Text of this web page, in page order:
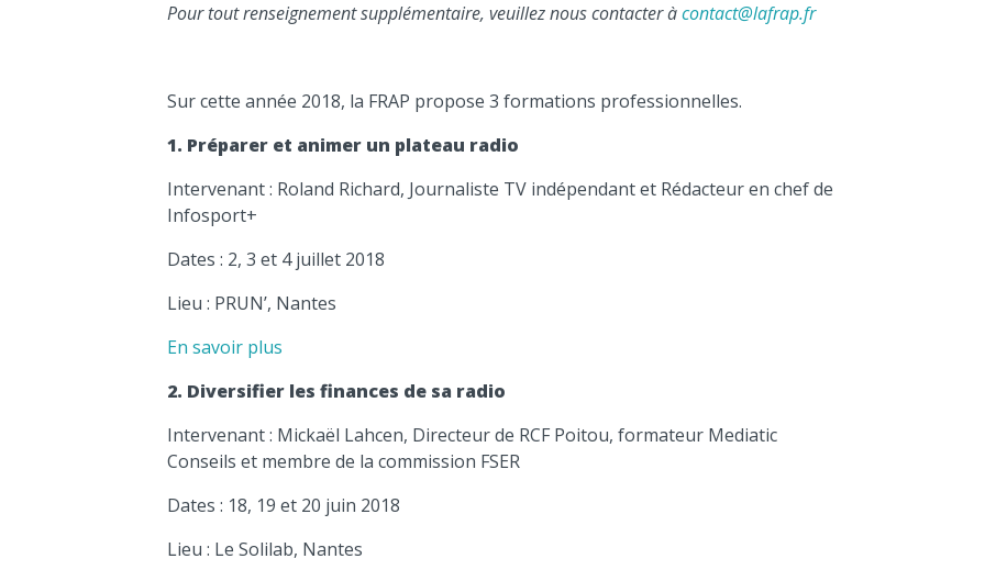
Pour tout renseignement supplémentaire, veuillez nous contacter àcontact@lafrap.fr
Sur cette année 2018, la FRAP propose 3 formations professionnelles.
1. Préparer et animer un plateau radio
Intervenant : Roland Richard, Journaliste TV indépendant et Rédacteur en chef de
Infosport+
Dates : 2, 3 et 4 juillet 2018
Lieu : PRUN’, Nantes
En savoir plus
2. Diversifier les finances de sa radio
Intervenant : Mickaël Lahcen, Directeur de RCF Poitou, formateur Mediatic
Conseils et membre de la commission FSER
Dates : 18, 19 et 20 juin 2018
Lieu : Le Solilab, Nantes